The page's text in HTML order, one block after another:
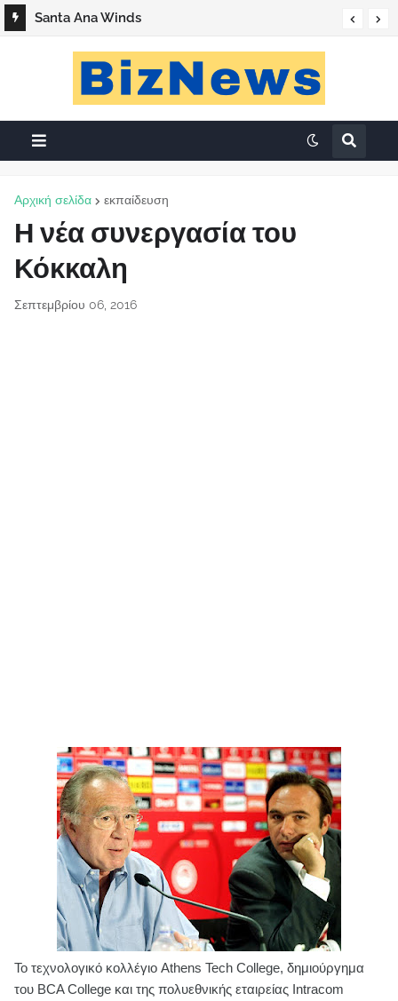
Santa Ana Winds
Αρχική σελίδα εκπαίδευση
Η νέα συνεργασία του
Κόκκαλη
Σεπτεμβρίου 06, 2016
Το τεχνολογικό κολλέγιο Athens Tech College, δημιούργημα
του BCA College και της πολυεθνικής εταιρείας Intracom